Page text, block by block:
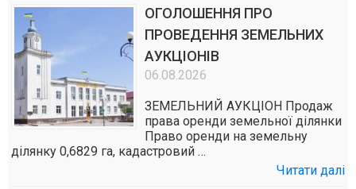
ОГОЛОШЕННЯ ПРО
ПРОВЕДЕННЯ ЗЕМЕЛЬНИХ
АУКЦІОНІВ
06.08.2026
ЗЕМЕЛЬНИЙ АУКЦІОН Продаж
права оренди земельної ділянки
Право оренди на земельну
ділянку 0,6829 га, кадастровий …
Читати далі